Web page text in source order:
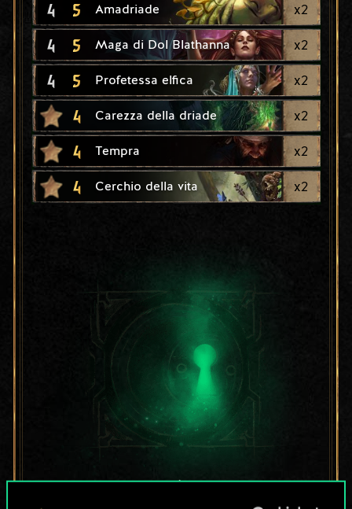
4 5 Amadriade x2
4 5 Maga di Dol Blathanna x2
4 5 Profetessa elfica x2
4 Carezza della driade x2
4 Tempra x2
4 Cerchio della vita x2